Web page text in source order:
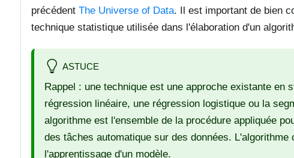
précédent The Universe of Data. Il est important de bien
technique statistique utilisée dans l'élaboration d'un
ASTUCE
Rappel : une technique est une approche existante en
régression linéaire, une régression logistique ou la
algorithme est l'ensemble de la procédure appliquée
des tâches automatique sur des données.
l'apprentissage d'un modèle.